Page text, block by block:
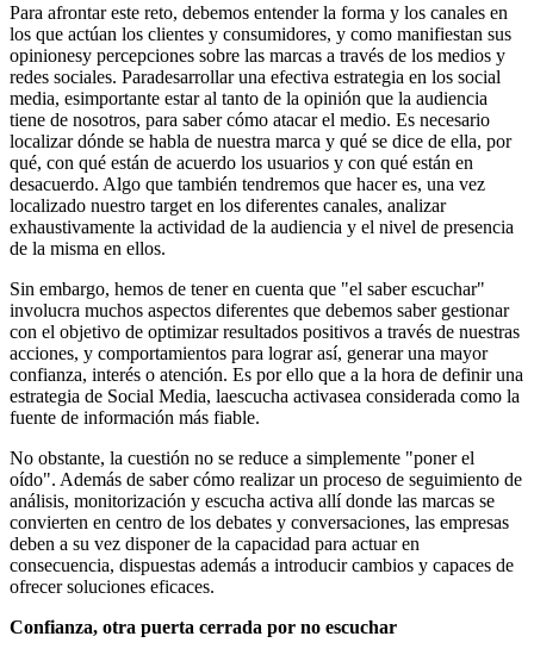
Para afrontar este reto, debemos entender la forma y los canales en
los que actúan los clientes y consumidores, y como manifiestan sus
opinionesy percepciones sobre las marcas a través de los medios y
redes sociales. Paradesarrollar una efectiva estrategia en los social
media, esimportante estar al tanto de la opinión que la audiencia
tiene de nosotros, para saber cómo atacar el medio. Es necesario
localizar dónde se habla de nuestra marca y qué se dice de ella, por
qué, con qué están de acuerdo los usuarios y con qué están en
desacuerdo. Algo que también tendremos que hacer es, una vez
localizado nuestro target en los diferentes canales, analizar
exhaustivamente la actividad de la audiencia y el nivel de presencia
de la misma en ellos.
Sin embargo, hemos de tener en cuenta que "el saber escuchar"
involucra muchos aspectos diferentes que debemos saber gestionar
con el objetivo de optimizar resultados positivos a través de nuestras
acciones, y comportamientos para lograr así, generar una mayor
confianza, interés o atención. Es por ello que a la hora de definir una
estrategia de Social Media, laescucha activasea considerada como la
fuente de información más fiable.
No obstante, la cuestión no se reduce a simplemente "poner el
oído". Además de saber cómo realizar un proceso de seguimiento de
análisis, monitorización y escucha activa allí donde las marcas se
convierten en centro de los debates y conversaciones, las empresas
deben a su vez disponer de la capacidad para actuar en
consecuencia, dispuestas además a introducir cambios y capaces de
ofrecer soluciones eficaces.
Confianza, otra puerta cerrada por no escuchar